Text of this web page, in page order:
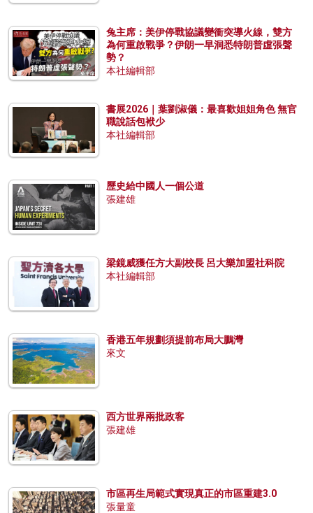
兔主席：美伊停戰協議變衝突導火線，雙方
為何重啟戰爭？伊朗一早洞悉特朗普虛張聲
勢？
本社編輯部
書展2026｜葉劉淑儀：最喜歡姐姐角色 無官
職說話包袱少
本社編輯部
歷史給中國人一個公道
張建雄
梁鏡威獲任方大副校長 呂大樂加盟社科院
本社編輯部
香港五年規劃須提前布局大鵬灣
來文
西方世界兩批政客
張建雄
市區再生局範式實現真正的市區重建3.0
張量童